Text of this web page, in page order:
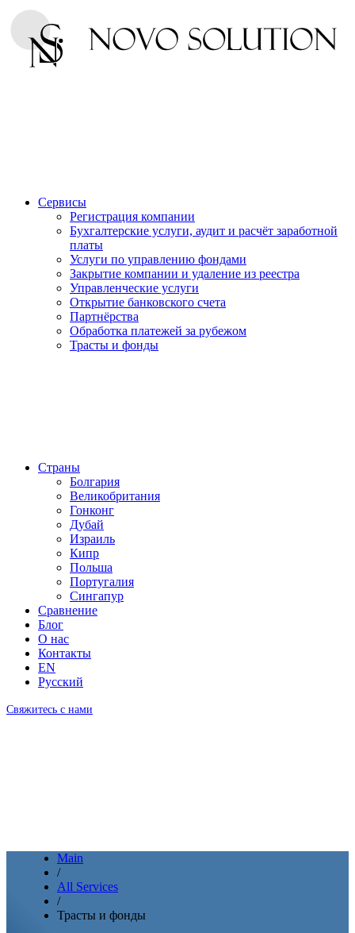
Сервисы
Регистрация компании
Бухгалтерские услуги, аудит и расчёт заработной
платы
Услуги по управлению фондами
Закрытие компании и удаление из реестра
Управленческие услуги
Открытие банковского счета
Партнёрства
Обработка платежей за рубежом
Трасты и фонды
Страны
Болгария
Великобритания
Гонконг
Дубай
Израиль
Кипр
Польша
Португалия
Сингапур
Сравнение
Блог
О нас
Контакты
EN
Русский
Свяжитесь с нами
Main
/
All Services
/
Трасты и фонды